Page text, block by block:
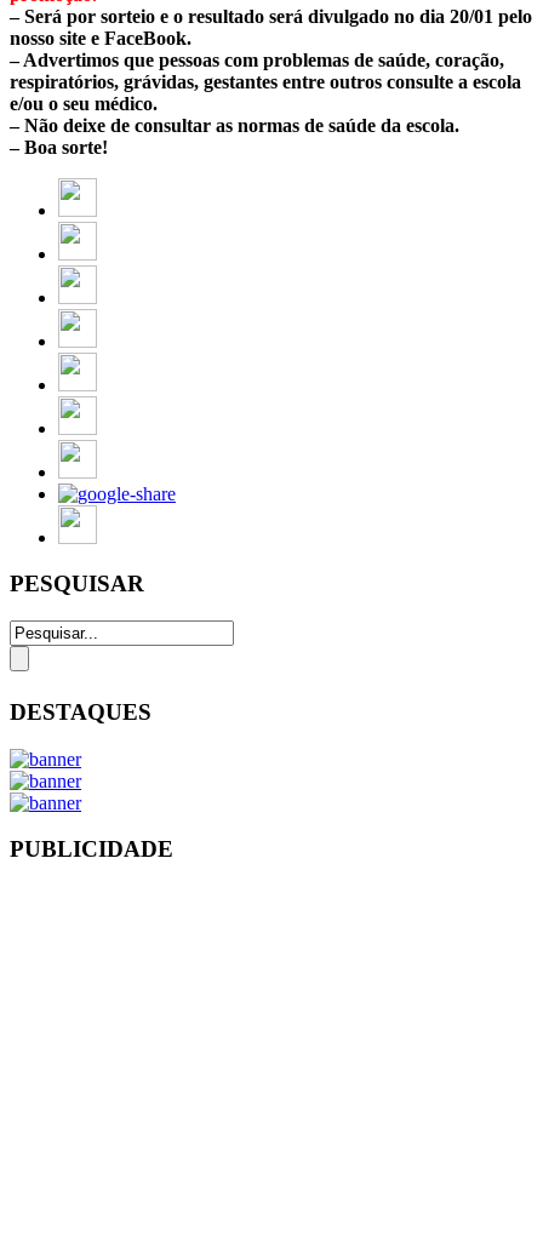
– Será por sorteio e o resultado será divulgado no dia 20/01 pelo
nosso site e FaceBook.
– Advertimos que pessoas com problemas de saúde, coração,
respiratórios, grávidas, gestantes entre outros consulte a escola
e/ou o seu médico.
– Não deixe de consultar as normas de saúde da escola.
– Boa sorte!
PESQUISAR
DESTAQUES
PUBLICIDADE